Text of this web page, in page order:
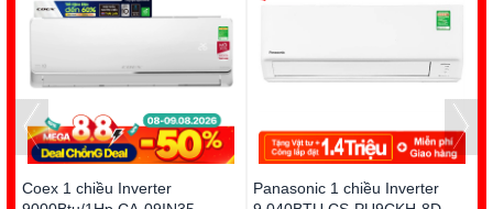
Coex 1 chiều Inverter
Panasonic 1 chiều Inverter